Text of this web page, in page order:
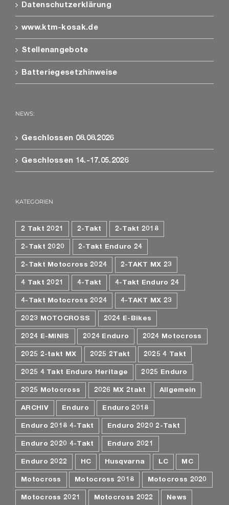
Datenschutzerklärung
www.ktm-kosak.de
Stellenangebote
Batteriegesetzhinweise
NEWS:
Geschlossen 08.08.2026
Geschlossen 14.-17.05.2026
KATEGORIEN
2 Takt 2021 2-Takt 2-Takt 2018
2-Takt 2020 2-Takt Enduro 24
2-Takt Motocross 2024 2-TAKT MX 23
4 Takt 2021 4-Takt 4-Takt Enduro 24
4-Takt Motocross 2024 4-TAKT MX 23
2023 MOTOCROSS 2024 E-Bikes
2024 E-MINIS 2024 Enduro 2024 Motocross
2025 2-takt MX 2025 2Takt 2025 4 Takt
2025 4 Takt Enduro Heritage 2025 Enduro
2025 Motocross 2026 MX 2takt Allgemein
ARCHIV Enduro Enduro 2018
Enduro 2018 4-Takt Enduro 2020 2-Takt
Enduro 2020 4-Takt Enduro 2021
Enduro 2022 HC Husqvarna LC MC
Motocross Motocross 2018 Motocross 2020
Motocross 2021 Motocross 2022 News